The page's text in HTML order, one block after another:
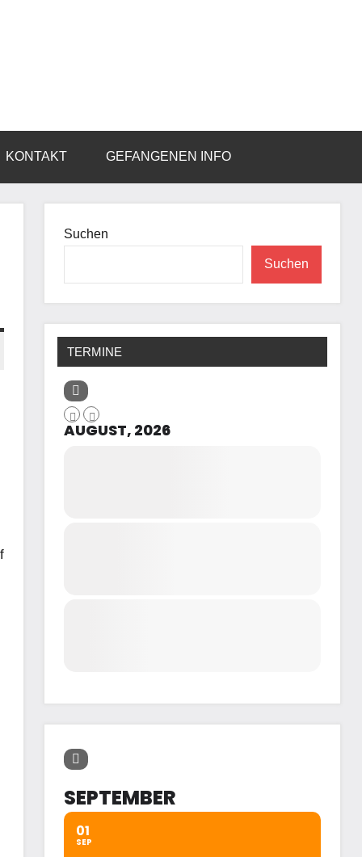
KONTAKT GEFANGENEN INFO
Suchen
Suchen
TERMINE
AUGUST, 2026
SEPTEMBER
01
SEP